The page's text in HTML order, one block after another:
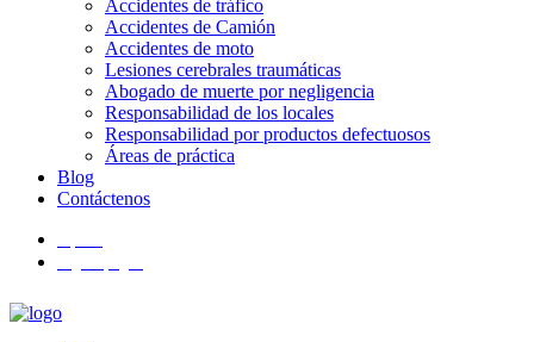
Accidentes de tráfico
Accidentes de Camión
Accidentes de moto
Lesiones cerebrales traumáticas
Abogado de muerte por negligencia
Responsabilidad de los locales
Responsabilidad por productos defectuosos
Áreas de práctica
Blog
Contáctenos